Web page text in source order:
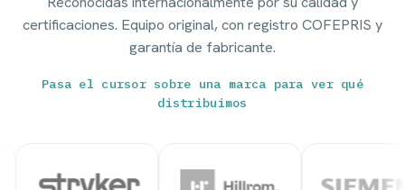
certificaciones. Equipo original, con registro COFEPRIS y
garantía de fabricante.
Pasa el cursor sobre una marca para ver qué
distribuimos